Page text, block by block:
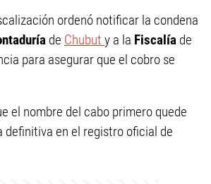
ordenó notificar la condena
de Chubut y a la Fiscalía de
para asegurar que el cobro se
el nombre del cabo primero quede
definitiva en el registro oficial de